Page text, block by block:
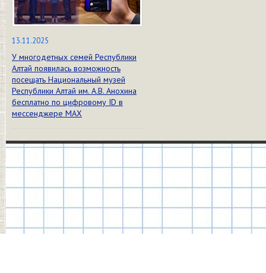
13.11.2025
У многодетных семей Республики
Алтай появилась возможность
посещать Национальный музей
Республики Алтай им. А.В. Анохина
бесплатно по цифровому ID в
мессенджере МАХ